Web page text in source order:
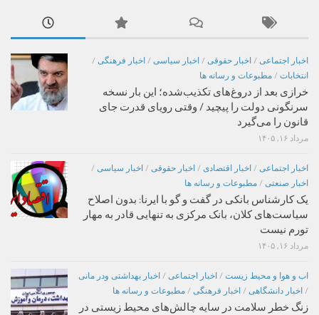
اخبار اجتماعی / اخبار حقوقی / اخبار سیاسی / اخبار فرهنگی /
انتخابات / مطبوعات و رسانه ها
خرازی بعد از دروغ‌های تکذیب‌شده؛ این بار نسخه
سرنگونی دولت را پیچید / وقتی رویای قدرت جای
قانون را می‌گیرد
مرداد ۱۶, ۱۴۰۵
اخبار اجتماعی / اخبار اقتصادی / اخبار حقوقی / اخبار سیاسی /
اخبار صنعتی / مطبوعات و رسانه ها
یک کارشناس بانکی در گفت و گو با ایرنا: بدون اصلاح
سیاست‌های کلان، بانک مرکزی به تنهایی قادر به مهار
تورم نیست
مرداد ۱۶, ۱۴۰۵
اب و هوا و محیط زیست / اخبار اجتماعی / اخبار بهداشتی ودر مانی
/ اخبار دانشگاهی / اخبار فرهنگی / مطبوعات و رسانه ها
زنگ خطر سلامت در سایه چالش‌های محیط زیستی در